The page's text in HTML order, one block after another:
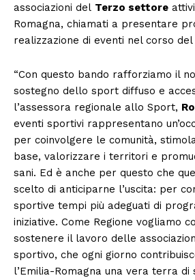
associazioni del Terzo settore
Romagna, chiamati a presentare
realizzazione di eventi nel corso del
“Con questo bando rafforziamo il
sostegno dello sport diffuso e
l’assessora regionale allo Sport,
eventi sportivi rappresentano
per coinvolgere le comunità,
base, valorizzare i territori e
sani. Ed è anche per questo che
scelto di anticiparne l’uscita: per
sportive tempi più adeguati di
iniziative. Come Regione vogliamo
sostenere il lavoro delle
sportivo, che ogni giorno
l’Emilia-Romagna una vera terra